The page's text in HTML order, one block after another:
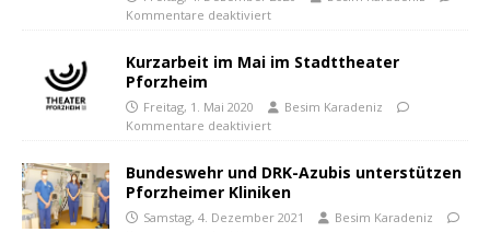
Kommentare deaktiviert
Kurzarbeit im Mai im Stadttheater
Pforzheim
Freitag, 1. Mai 2020
Besim Karadeniz
Kommentare deaktiviert
Bundeswehr und DRK-Azubis unterstützen
Pforzheimer Kliniken
Samstag, 4. Dezember 2021
Besim Karadeniz